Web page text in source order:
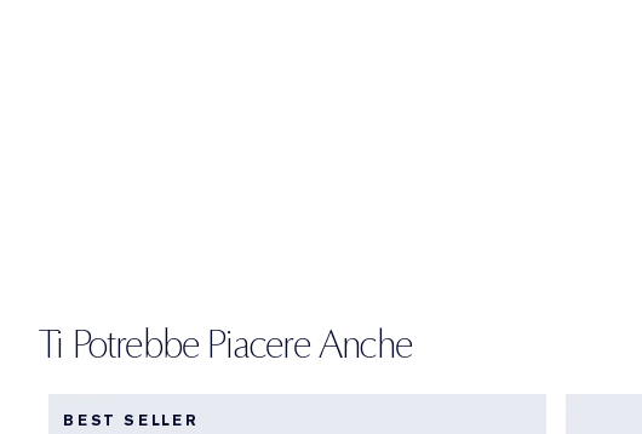
Ti Potrebbe Piacere Anche
BEST SELLER